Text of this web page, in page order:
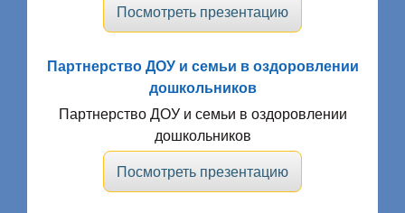
Посмотреть презентацию
Партнерство ДОУ и семьи в оздоровлении
дошкольников
Партнерство ДОУ и семьи в оздоровлении
дошкольников
Посмотреть презентацию